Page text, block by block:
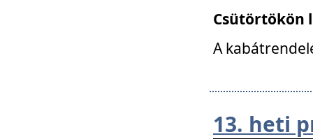
Csütörtökön
A
13. heti